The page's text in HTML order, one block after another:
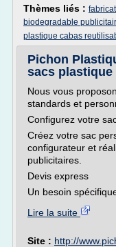
Thèmes liés :
biodegradable
plastique cabas
Pichon
sacs plastique
Nous vous
standards et
Configurez votre
Créez votre sac
configurateur et
publicitaires.
Devis express
Un besoin
Lire la suite
Site : http://